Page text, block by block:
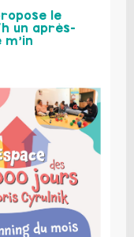
le
un après-